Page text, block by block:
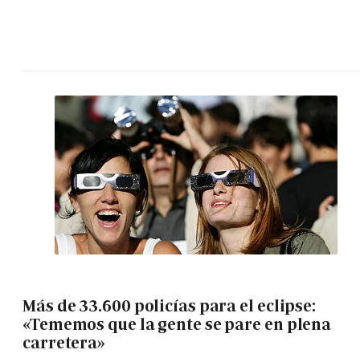
Más de 33.600 policías para el eclipse:
«Tememos que la gente se pare en plena
carretera»